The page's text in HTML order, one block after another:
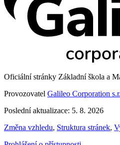
Oficiální stránky Základní škola a
Provozovatel Galileo Corporation
Poslední aktualizace: 5. 8. 2026
Změna vzhledu, Struktura stránek,